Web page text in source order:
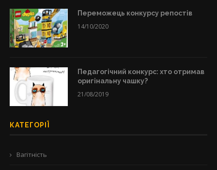
Переможець конкурсу репостів
14/10/2020
Педагогічний конкурс: хто отримав
оригінальну чашку?
21/08/2019
КАТЕГОРІЇ
Вагітність